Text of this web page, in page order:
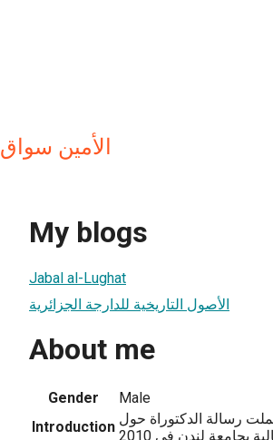
Lameen Souag الأمين سواق
My blogs
Jabal al-Lughat
الأصول التاريخية للدارجة الجزائرية
About me
Gender
Male
Introduction رسالة الدكتوراة حول